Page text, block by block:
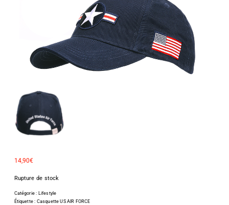
14,90€
Rupture de stock
Catégorie : Lifestyle
Étiquette : Casquette US AIR FORCE